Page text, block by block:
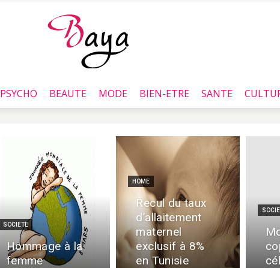
Baya.tn
PSYCHO BEAUTE MODE BIEN-ETRE SANTE
SOCIETE
Hommage à la
femme
HOME
Recul du taux
d’allaitement
maternel
exclusif à 8%
en Tunisie